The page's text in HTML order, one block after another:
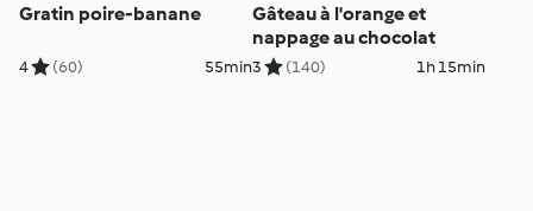
Gratin poire-banane
4 (60) 55min
Gâteau à l'orange et
nappage au chocolat
3 (140) 1h 15min